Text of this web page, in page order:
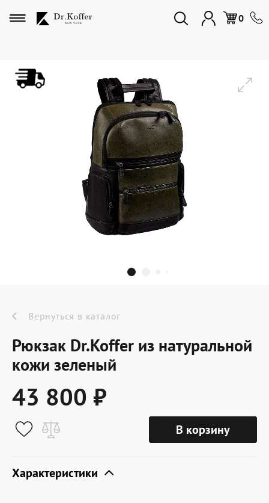
0
Избранное
Дорожная коллекция
Мужская коллекция
Женская коллекция
Подарки и сувениры
Подарочные карты
Dr.Koffer Outlet
Новинки
Акции
О компании
Условия доставки
Вернуться в каталог
Рюкзак Dr.Koffer из натуральной
кожи зеленый
43 800 ₽
В корзину
Характеристики